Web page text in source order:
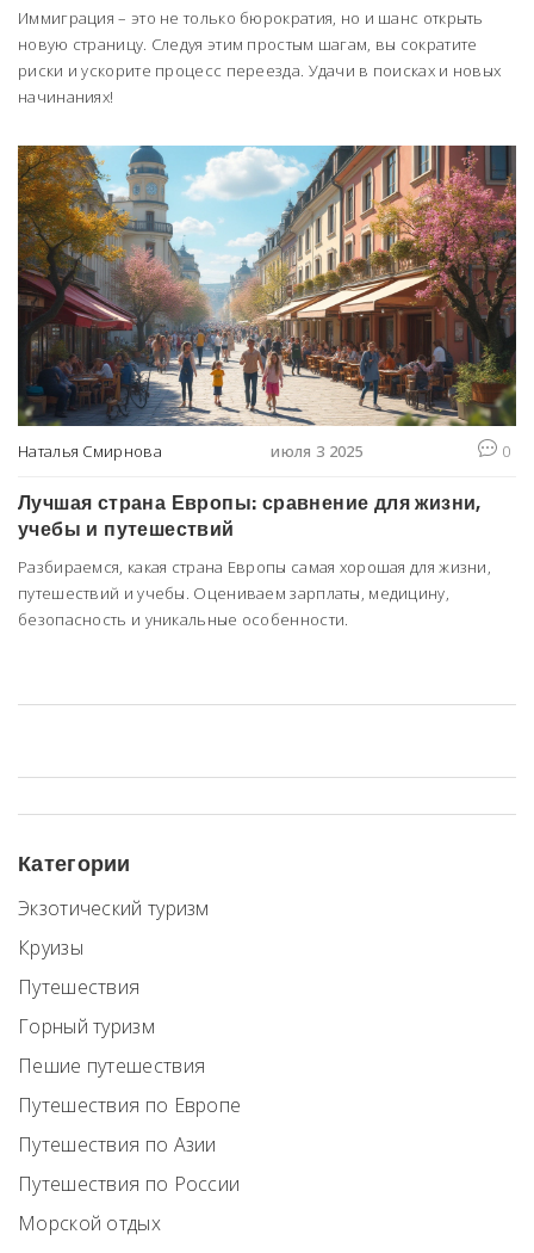
Иммиграция – это не только бюрократия, но и шанс открыть
новую страницу. Следуя этим простым шагам, вы сократите
риски и ускорите процесс переезда. Удачи в поисках и новых
начинаниях!
Наталья Смирнова июля 3 2025 0
Лучшая страна Европы: сравнение для жизни,
учебы и путешествий
Разбираемся, какая страна Европы самая хорошая для жизни,
путешествий и учебы. Оцениваем зарплаты, медицину,
безопасность и уникальные особенности.
Категории
Экзотический туризм
Круизы
Путешествия
Горный туризм
Пешие путешествия
Путешествия по Европе
Путешествия по Азии
Путешествия по России
Морской отдых